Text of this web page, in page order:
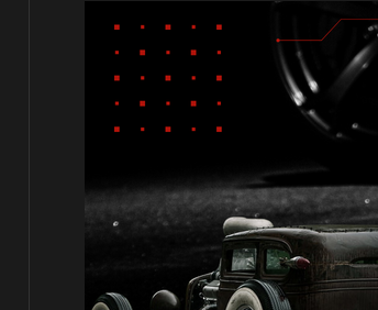
UNCATEGORIZED
Почивни дни в България, Полша и
Унгария: Сравнителен анализ
Холивуд: Цената на
May 10, 2026
БЪЛГАРИЯ
Не ти трябва друга държава:
България, които могат ...